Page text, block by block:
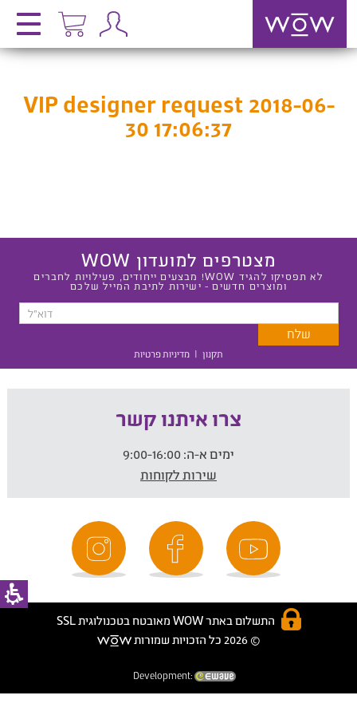
VIP designer request 2018-06-
30 17:06:37
מצטרפים למועדון WOW
לא תפסיקו להגיד WOW! מבצעים ייחודים, פעילויות לחברים
ומוצרים חדשים - ישירות לתיבת המייל שלכם
תקנון | מדיניות פרטיות
צרו איתנו קשר
ימים א-ה:
שירות לקוחות
התשלום באתר WOW מאובטח בטכנולוגית SSL
© 2026 כל הזכויות שמורות
Development: